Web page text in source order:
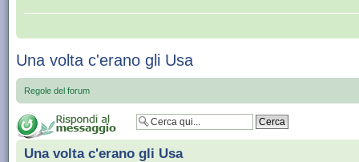
Una volta c'erano gli Usa
Regole del forum
Una volta c'erano gli Usa